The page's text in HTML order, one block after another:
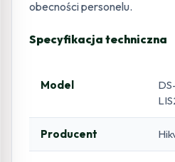
obecności personelu.
Specyfikacja techniczna
Model
Producent